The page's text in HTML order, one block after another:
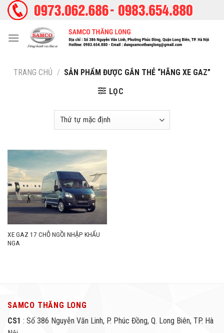
Skip
TRANG CHỦ / SẢN PHẨM ĐƯỢC GẮN THẺ “HÃNG XE GAZ”
LỌC
XE GAZ 17 CHỖ NGỒI NHẬP KHẨU
NGA
SAMCO THĂNG LONG
CS1 : Số 386 Nguyễn Văn Linh, P. Phúc Đồng, Q. Long Biên, TP. Hà